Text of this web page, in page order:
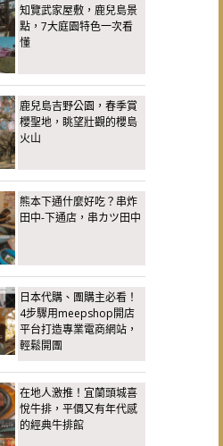
知覽武家屋敷，鹿兒島景
點，7大庭園特色一次看
懂
鹿兒島吉野公園，春季賞
櫻聖地，眺望壯觀的櫻島
火山
熊本下通什麼好吃？串炸
田中-下通店，串カツ田中
日本代購、團購主必看！
4步驟用meepshop開店
平台打造專業電商網站，
輕鬆開團
在地人激推！宜蘭頭城喜
悅牛排，平價又有年代感
的經典牛排館